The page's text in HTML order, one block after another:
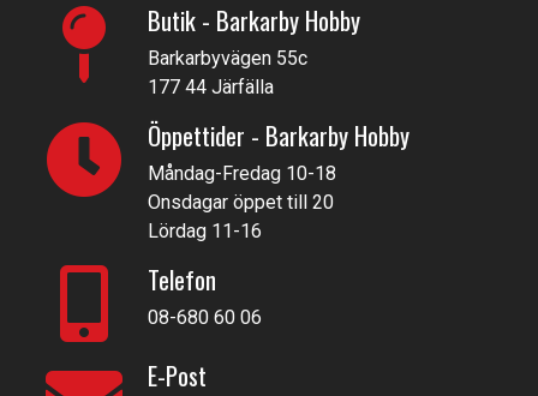
Butik - Barkarby Hobby
Barkarbyvägen 55c
177 44 Järfälla
Öppettider - Barkarby Hobby
Måndag-Fredag 10-18
Onsdagar öppet till 20
Lördag 11-16
Telefon
08-680 60 06
E-Post